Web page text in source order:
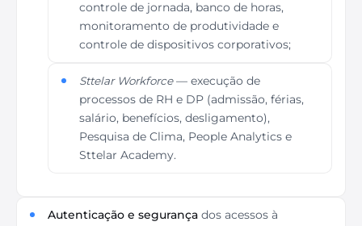
controle de jornada, banco de horas,
monitoramento de produtividade e
controle de dispositivos corporativos;
Sttelar Workforce— execução de
processos de RH e DP (admissão, férias,
salário, benefícios, desligamento),
Pesquisa de Clima, People Analytics e
Sttelar Academy.
Autenticação e segurança dos acessos à